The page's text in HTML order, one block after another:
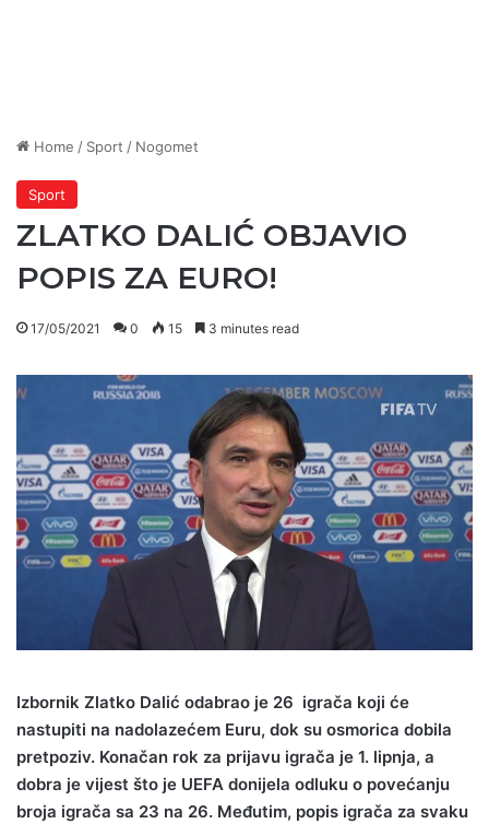
Home / Sport / Nogomet
Sport
ZLATKO DALIĆ OBJAVIO
POPIS ZA EURO!
17/05/2021 0 15 3 minutes read
Izbornik Zlatko Dalić odabrao je 26 igrača koji će
nastupiti na nadolazećem Euru, dok su osmorica dobila
pretpoziv. Konačan rok za prijavu igrača je 1. lipnja, a
dobra je vijest što je UEFA donijela odluku o povećanju
broja igrača sa 23 na 26. Međutim, popis igrača za svaku